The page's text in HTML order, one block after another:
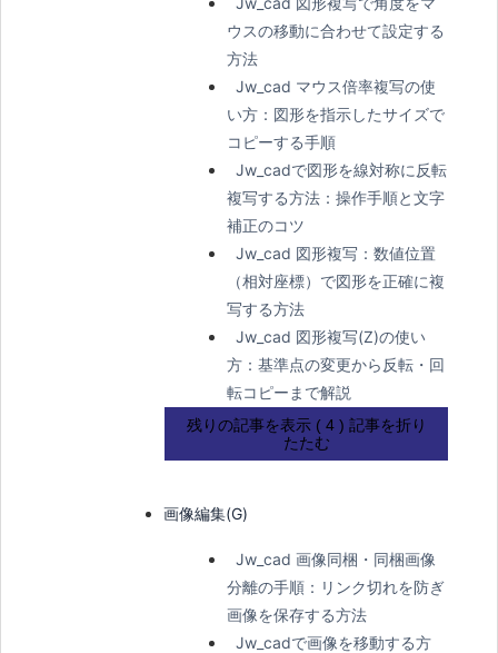
ウスの移動に合わせて設定する
方法
Jw_cad マウス倍率複写の使
い方：図形を指示したサイズで
コピーする手順
Jw_cadで図形を線対称に反転
複写する方法：操作手順と文字
補正のコツ
Jw_cad 図形複写：数値位置
（相対座標）で図形を正確に複
写する方法
Jw_cad 図形複写(Z)の使い
方：基準点の変更から反転・回
転コピーまで解説
残りの記事を表示 ( 4 ) 記事を折り
たたむ
画像編集(G)
Jw_cad 画像同梱・同梱画像
分離の手順：リンク切れを防ぎ
画像を保存する方法
Jw_cadで画像を移動する方